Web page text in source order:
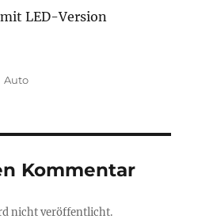
LED-Version
Kategorien
Auto
Kommentar
nicht veröffentlicht.